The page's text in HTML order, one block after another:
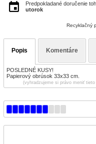
Predpokladané doručenie
utorok
Recyklačný
Popis Komentáre
POSLEDNÉ KUSY!
Papierový obrúsok 33x33 cm.
(vyhradzujeme si právo meniť